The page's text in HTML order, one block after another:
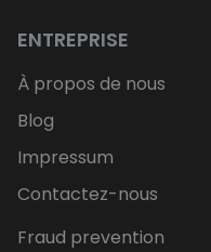
ENTREPRISE
À propos de nous
Blog
Impressum
Contactez-nous
Fraud prevention